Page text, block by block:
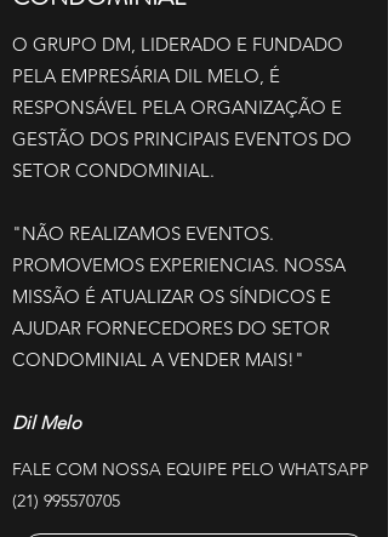
O GRUPO DM, LIDERADO E FUNDADO
PELA EMPRESÁRIA DIL MELO, É
RESPONSÁVEL PELA ORGANIZAÇÃO E
GESTÃO DOS PRINCIPAIS EVENTOS DO
SETOR CONDOMINIAL.
"NÃO REALIZAMOS EVENTOS.
PROMOVEMOS EXPERIENCIAS. NOSSA
MISSÃO É ATUALIZAR OS SÍNDICOS E
AJUDAR FORNECEDORES DO SETOR
CONDOMINIAL A VENDER MAIS!"
Dil Melo
FALE COM NOSSA EQUIPE PELO WHATSAPP
(21) 995570705